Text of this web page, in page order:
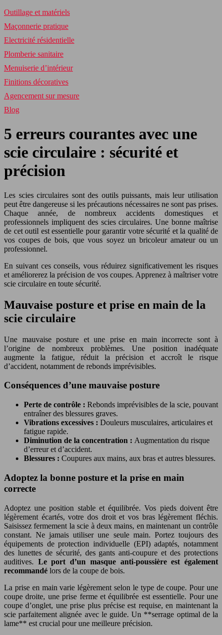
Outillage et matériels
Maçonnerie pratique
Electricité résidentielle
Plomberie sanitaire
Menuiserie d’intérieur
Finitions décoratives
Agencement sur mesure
Blog
5 erreurs courantes avec une
scie circulaire : sécurité et
précision
Les scies circulaires sont des outils puissants, mais leur utilisation
peut être dangereuse si les précautions nécessaires ne sont pas prises.
Chaque année, de nombreux accidents domestiques et
professionnels impliquent des scies circulaires. Une bonne maîtrise
de cet outil est essentielle pour garantir votre sécurité et la qualité de
vos coupes de bois, que vous soyez un bricoleur amateur ou un
professionnel.
En suivant ces conseils, vous réduirez significativement les risques
et améliorerez la précision de vos coupes. Apprenez à maîtriser votre
scie circulaire en toute sécurité.
Mauvaise posture et prise en main de la
scie circulaire
Une mauvaise posture et une prise en main incorrecte sont à
l’origine de nombreux problèmes. Une position inadéquate
augmente la fatigue, réduit la précision et accroît le risque
d’accident, notamment de rebonds imprévisibles.
Conséquences d’une mauvaise posture
Perte de contrôle : Rebonds imprévisibles de la scie, pouvant
entraîner des blessures graves.
Vibrations excessives : Douleurs musculaires, articulaires et
fatigue rapide.
Diminution de la concentration : Augmentation du risque
d’erreur et d’accident.
Blessures : Coupures aux mains, aux bras et autres blessures.
Adoptez la bonne posture et la prise en main
correcte
Adoptez une position stable et équilibrée. Vos pieds doivent être
légèrement écartés, votre dos droit et vos bras légèrement fléchis.
Saisissez fermement la scie à deux mains, en maintenant un contrôle
constant. Ne jamais utiliser une seule main. Portez toujours des
équipements de protection individuelle (EPI) adaptés, notamment
des lunettes de sécurité, des gants anti-coupure et des protections
auditives. Le port d’un masque anti-poussière est également
recommandé lors de la coupe de bois.
La prise en main varie légèrement selon le type de coupe. Pour une
coupe droite, une prise ferme et équilibrée est essentielle. Pour une
coupe d’onglet, une prise plus précise est requise, en maintenant la
scie parfaitement alignée avec le guide. Un **serrage optimal de la
lame** est crucial pour une meilleure précision.